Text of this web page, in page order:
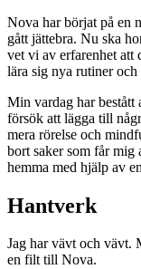
Nova har börjat på en
gått jättebra. Nu ska
vet vi av erfarenhet att
lära sig nya rutiner
Min vardag har bestått
försök att lägga till
mera rörelse och
bort saker som får mig
hemma med hjälp av
Hantverk
Jag har vävt och vävt.
en filt till Nova.